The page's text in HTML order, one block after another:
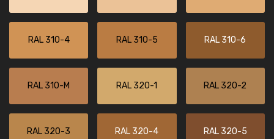
RAL 310-4 RAL 310-5 RAL 310-6
RAL 310-M RAL 320-1 RAL 320-2
RAL 320-3 RAL 320-4 RAL 320-5